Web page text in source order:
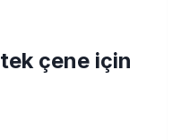
çene için